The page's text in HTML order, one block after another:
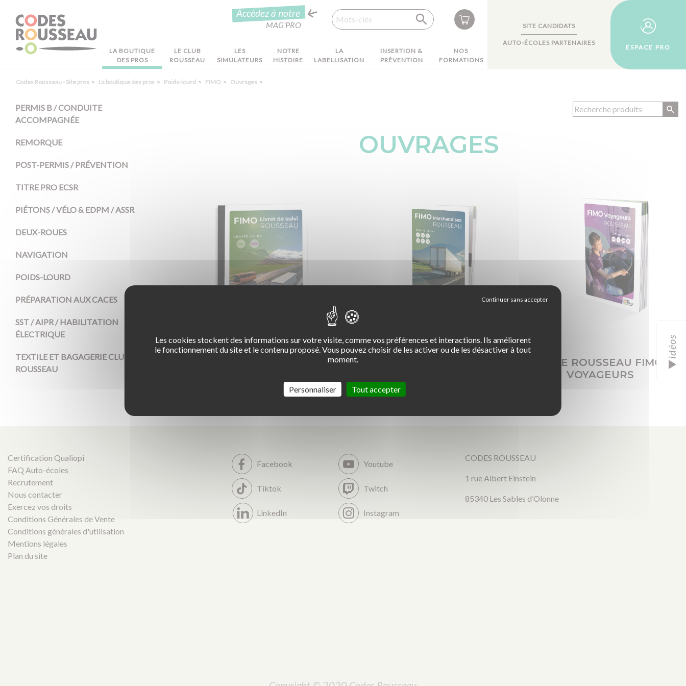
LA BOUTIQUE
DES PROS
LE CLUB
ROUSSEAU
LES
SIMULATEURS
NOTRE
HISTOIRE
LA
LABELLISATION
INSERTION &
PRÉVENTION
NOS
FORMATIONS
Accédez à notre
MAG'PRO
Recherche
SITE CANDIDATS
AUTO-ÉCOLES PARTENAIRES
ESPACE PRO
Codes Rousseau - Site pros La boutique des pros Poids-lourd FIMO Ouvrages
PERMIS B / CONDUITE
ACCOMPAGNÉE
REMORQUE
POST-PERMIS / PRÉVENTION
TITRE PRO ECSR
PIÉTONS / VÉLO & EDPM / ASSR
DEUX-ROUES
NAVIGATION
POIDS-LOURD
PRÉPARATION AUX CACES
SST / AIPR / HABILITATION
ÉLECTRIQUE
TEXTILE ET BAGAGERIE CLUB
ROUSSEAU
OUVRAGES
CODE ROUSSEAU FIMO
VOYAGEURS
Certification Qualiopi
FAQ Auto-écoles
Recrutement
Nous contacter
Exercez vos droits
Conditions Générales de Vente
Conditions générales d'utilisation
Mentions légales
Plan du site
Facebook Youtube
Tiktok Twitch
LinkedIn Instagram
CODES ROUSSEAU
1 rue Albert Einstein
85340 Les Sables d’Olonne
idéos
Les cookies stockent des informations sur votre visite, comme vos préférences et interactions. Ils améliorent
le fonctionnement du site et le contenu proposé. Vous pouvez choisir de les activer ou de les désactiver à tout
moment.
Tout accepter
Personnaliser